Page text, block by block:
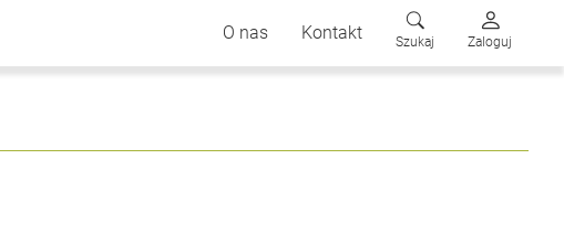
O nas Kontakt Szukaj Zaloguj